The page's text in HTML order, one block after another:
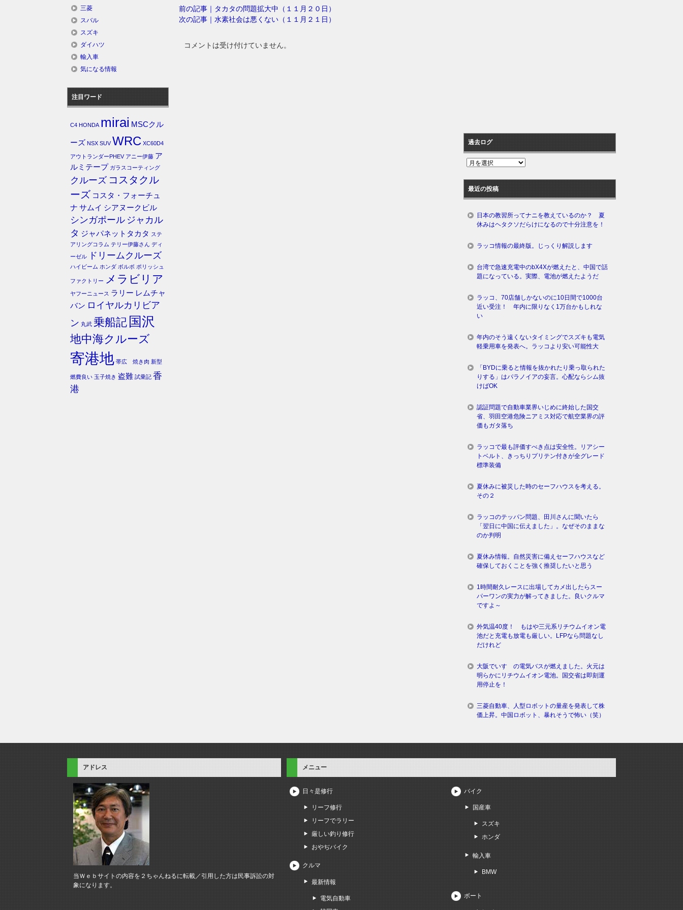
前の記事｜タカタの問題拡大中（１１月２０日）
次の記事｜水素社会は悪くない（１１月２１日）
コメントは受け付けていません。
三菱
スバル
スズキ
ダイハツ
輸入車
気になる情報
注目ワード
C4 HONDA mirai MSCクル
ーズ NSX SUV WRC XC60D4
アウトランダーPHEV アニー伊藤 ア
ルミテープ ガラスコーティング
クルーズ コスタクル
ーズ コスタ・フォーチュ
ナ サムイ シアヌークビル
シンガポール ジャカル
タ ジャパネットタカタ ステ
アリングコラム テリー伊藤さん ディ
ーゼル
ドリームクルーズ
ハイビーム ホンダ ボルボ ポリッシュ
ファクトリー メラビリア
ヤフーニュース ラリー レムチャ
バン ロイヤルカリビア
ン 丸武 乗船記 国沢
地中海クルーズ
寄港地 帯広 焼き肉 新型
燃費良い 玉子焼き 盗難 試乗記 香
港
過去ログ
過
ロ
グ
最近の投稿
日本の教習所ってナニを教えているのか？ 夏
休みはヘタクソだらけになるので十分注意を！
ラッコ情報の最終版。じっくり解説します
台湾で急速充電中のbX4Xが燃えたと、中国で話
題になっている。実際、電池が燃えたようだ
ラッコ、70店舗しかないのに10日間で1000台
近い受注！ 年内に限りなく1万台かもしれな
い
年内のそう遠くないタイミングでスズキも電気
軽乗用車を発表へ。ラッコより安い可能性大
「BYDに乗ると情報を抜かれたり乗っ取られた
りする」はパラノイアの妄言。心配ならシム抜
けばOK
認証問題で自動車業界いじめに終始した国交
省、羽田空港危険ニアミス対応で航空業界の評
価もガタ落ち
ラッコで最も評価すべき点は安全性。リアシー
トベルト、きっちりプリテン付きが全グレード
標準装備
夏休みに被災した時のセーフハウスを考える。
その２
ラッコのテッパン問題、田川さんに聞いたら
「翌日に中国に伝えました」。なぜそのままな
のか判明
夏休み情報。自然災害に備えセーフハウスなど
確保しておくことを強く推奨したいと思う
1時間耐久レースに出場してカメ出したらスー
パーワンの実力が解ってきました。良いクルマ
ですよ～
外気温40度！ もはや三元系リチウムイオン電
池だと充電も放電も厳しい。LFPなら問題なし
だけれど
大阪でいすゞの電気バスが燃えました。火元は
明らかにリチウムイオン電池。国交省は即刻運
用停止を！
三菱自動車、人型ロボットの量産を発表して株
価上昇。中国ロボット、暴れそうで怖い（笑）
アドレス
当Ｗｅｂサイトの内容を２ちゃんねるに転載／引用した方は民事訴訟の対
象になります。
メニュー
日々是修行
リーフ修行
リーフでラリー
厳しい釣り修行
おやぢバイク
クルマ
最新情報
電気自動車
バイク
国産車
スズキ
ホンダ
輸入車
BMW
ボート